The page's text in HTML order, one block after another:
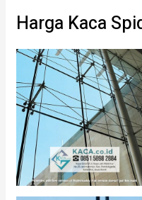
Harga Kaca